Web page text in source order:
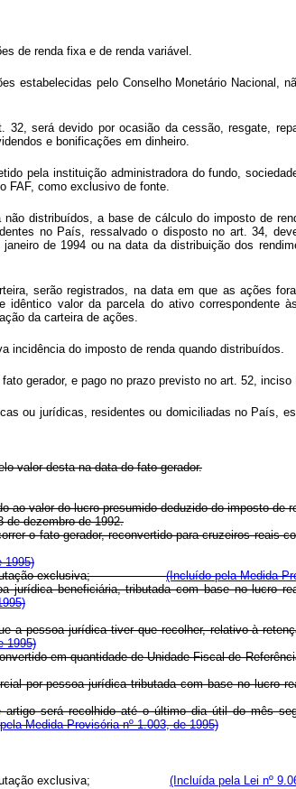
de renda fixa e de renda variável.
estabelecidas pelo Conselho Monetário Nacional,
será devido por ocasião da cessão, resgate,
e bonificações em dinheiro.
pela instituição administradora do fundo,
FAF, como exclusivo de fonte.
distribuídos, a base de cálculo do imposto de
no País, ressalvado o disposto no art. 34,
de 1994 ou na data da distribuição dos
serão registrados, na data em que as ações
idêntico valor da parcela do ativo correspondente
da carteira de ações.
incidência do imposto de renda quando distribuídos.
gerador, e pago no prazo previsto no art. 52,
ou jurídicas, residentes ou domiciliadas no País,
valor desta na data do fato gerador.
valor do lucro presumido deduzido do imposto de
de dezembro de 1992.
o fato gerador, reconvertido para cruzeiros reais
1995)
pela tributação exclusiva;(Incluído pela Medida
jurídica beneficiária, tributada com base no lucro
a pessoa jurídica tiver que recolher, relativo à
1995)
em quantidade de Unidade Fiscal de
comercial por pessoa jurídica tributada com
será recolhido até o último dia útil do mês
Medida Provisória nº 1.003, de 1995)
pela tributação exclusiva; (Incluída pela Lei nº